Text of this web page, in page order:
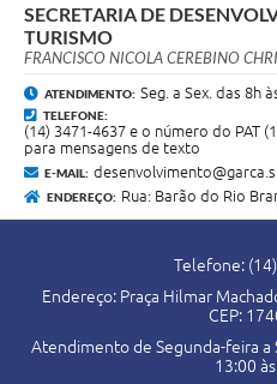
SECRETARIA DE
TURISMO
FRANCISCO NICOLA CEREBINO
ATENDIMENTO: Seg. a Sex. das 8h
TELEFONE:
(14) 3471-4637 e o número do PAT
para mensagens de texto
E-MAIL:
ENDEREÇO: Rua: Barão do Rio
Telefone:
Endereço: Praça Hilmar
CEP:
Atendimento de Segunda-feira a
13:00